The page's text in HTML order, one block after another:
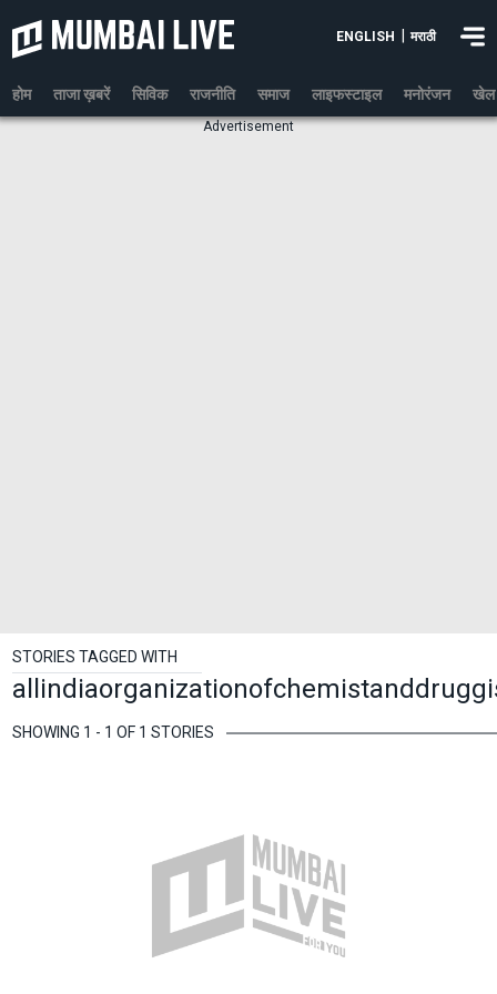
ENGLISH मराठी
होम ताजा ख़बरें सिविक राजनीति समाज लाइफस्टाइल मनोरंजन खेल
Advertisement
STORIES TAGGED WITH
SHOWING 1 - 1 OF 1 STORIES